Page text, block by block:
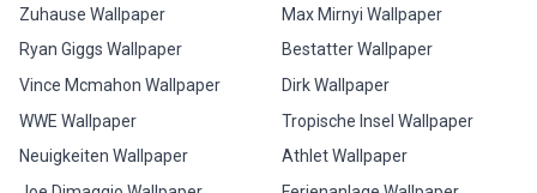
Zuhause Wallpaper
Ryan Giggs Wallpaper
Vince Mcmahon Wallpaper
WWE Wallpaper
Neuigkeiten Wallpaper
Max Mirnyi Wallpaper
Bestatter Wallpaper
Dirk Wallpaper
Tropische Insel Wallpaper
Athlet Wallpaper